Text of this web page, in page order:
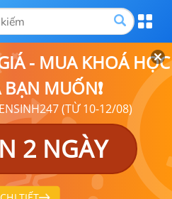
- MUA KHOÁ HỌC
MUỐN❗
(TỪ 10-12/08)
2 NGÀY